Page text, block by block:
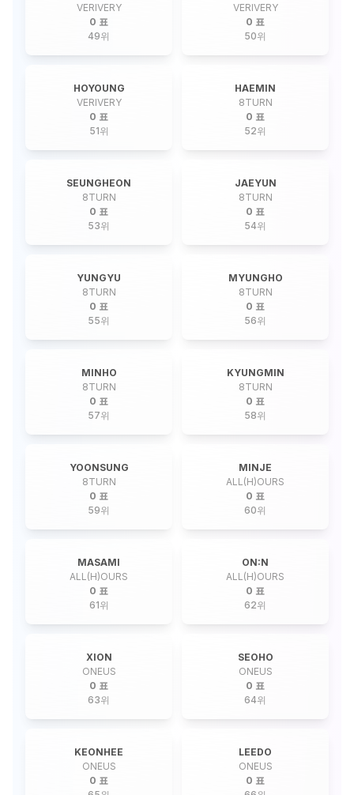
VERIVERY
0 표
49위
VERIVERY
0 표
50위
HOYOUNG
VERIVERY
0 표
51위
HAEMIN
8TURN
0 표
52위
SEUNGHEON
8TURN
0 표
53위
JAEYUN
8TURN
0 표
54위
YUNGYU
8TURN
0 표
55위
MYUNGHO
8TURN
0 표
56위
MINHO
8TURN
0 표
57위
KYUNGMIN
8TURN
0 표
58위
YOONSUNG
8TURN
0 표
59위
MINJE
ALL(H)OURS
0 표
60위
MASAMI
ALL(H)OURS
0 표
61위
ON:N
ALL(H)OURS
0 표
62위
XION
ONEUS
0 표
63위
SEOHO
ONEUS
0 표
64위
KEONHEE
ONEUS
0 표
LEEDO
ONEUS
0 표